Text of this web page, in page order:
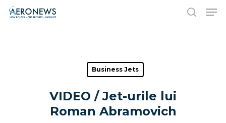
Hit enter to search or ESC to close
Business Jets
VIDEO / Jet-urile lui
Roman Abramovich